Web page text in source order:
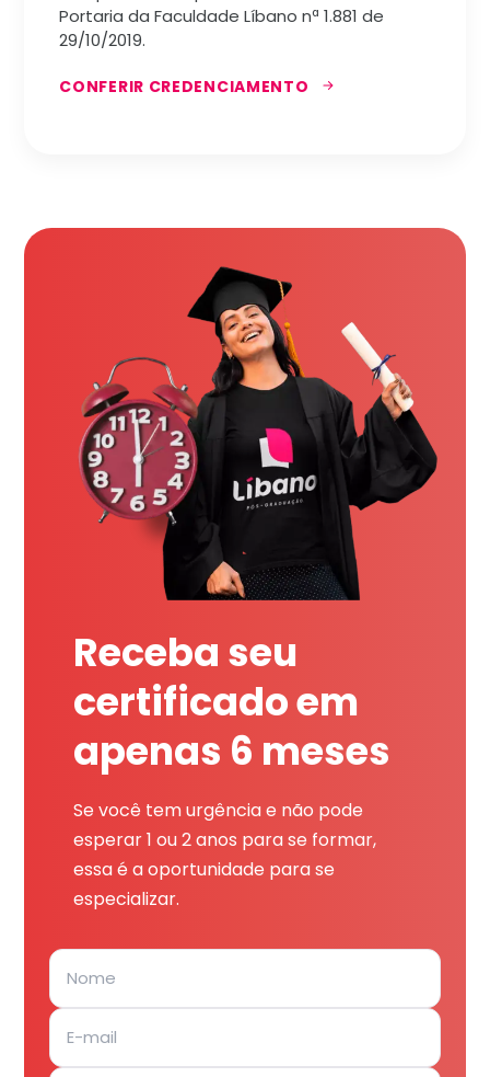
Portaria da Faculdade Líbano nª 1.881 de
29/10/2019.
CONFERIR CREDENCIAMENTO
Receba seu
certificado em
apenas 6 meses
Se você tem urgência e não pode
esperar 1 ou 2 anos para se formar,
essa é a oportunidade para se
especializar.